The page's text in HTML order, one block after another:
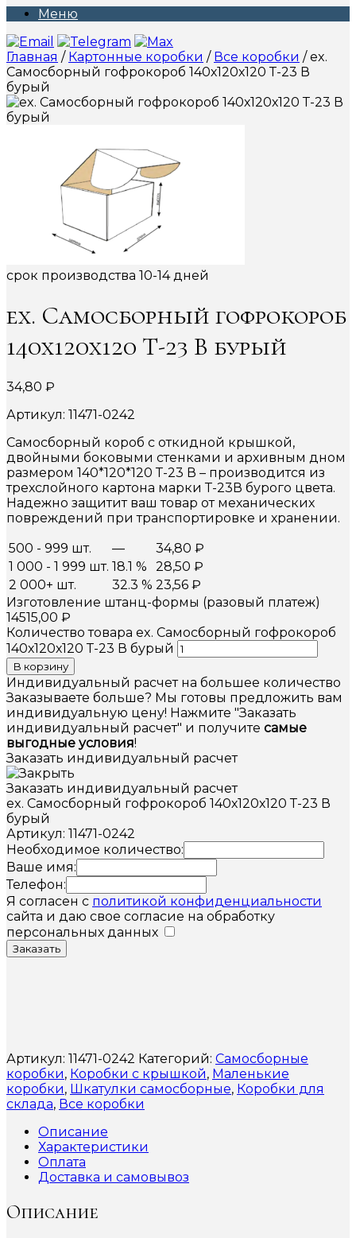
Меню
Главная / Картонные коробки / Все коробки / ex.
Самосборный гофрокороб 140х120х120 Т-23 В
бурый
срок производства 10-14 дней
ex. Самосборный гофрокороб
140х120х120 Т-23 В бурый
34,80 ₽
Артикул: 11471-0242
Самосборный короб с откидной крышкой,
двойными боковыми стенками и архивным дном
размером 140*120*120 Т-23 В – производится из
трехслойного картона марки Т-23В бурого цвета.
Надежно защитит ваш товар от механических
повреждений при транспортировке и хранении.
500 - 999 шт.
— 34,80 ₽
1 000 - 1 999 шт. 18.1 % 28,50 ₽
2 000+ шт.
32.3 % 23,56 ₽
Изготовление штанц-формы (разовый платеж)
14515,00 ₽
Количество товара ex. Самосборный гофрокороб
140х120х120 Т-23 В бурый
В корзину
Индивидуальный расчет на большее количество
Заказываете больше? Мы готовы предложить вам
индивидуальную цену! Нажмите "Заказать
индивидуальный расчет" и получите самые
выгодные условия!
Заказать индивидуальный расчет
Заказать индивидуальный расчет
ex. Самосборный гофрокороб 140х120х120 Т-23 В
бурый
Артикул: 11471-0242
Необходимое количество:
Ваше имя:
Телефон:
Я согласен с политикой конфиденциальности
сайта и даю свое согласие на обработку
персональных данных
Заказать
Артикул: 11471-0242 Категорий: Самосборные
коробки, Коробки с крышкой, Маленькие
коробки, Шкатулки самосборные, Коробки для
склада, Все коробки
Описание
Характеристики
Оплата
Доставка и самовывоз
Описание